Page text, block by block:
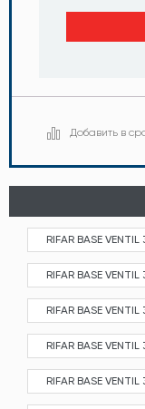
Добавить в
RIFAR BASE
RIFAR BASE
RIFAR BASE
RIFAR BASE
RIFAR BASE